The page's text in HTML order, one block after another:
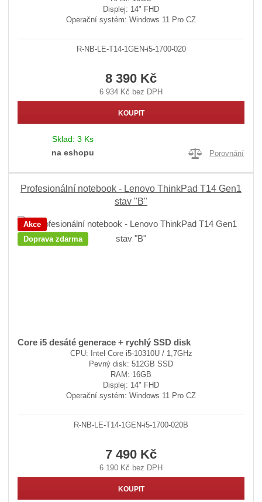
Displej: 14" FHD
Operační systém: Windows 11 Pro CZ
R-NB-LE-T14-1GEN-i5-1700-020
8 390 Kč
6 934 Kč bez DPH
KOUPIT
Sklad: 3 Ks
na eshopu
Porovnání
Profesionální notebook - Lenovo ThinkPad T14 Gen1
stav "B"
Akce
Doprava zdarma
Core i5 desáté generace + rychlý SSD disk
CPU: Intel Core i5-10310U / 1,7GHz
Pevný disk: 512GB SSD
RAM: 16GB
Displej: 14" FHD
Operační systém: Windows 11 Pro CZ
R-NB-LE-T14-1GEN-i5-1700-020B
7 490 Kč
6 190 Kč bez DPH
KOUPIT